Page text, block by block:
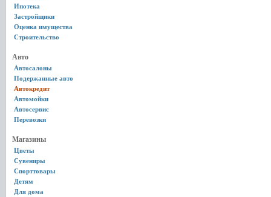
Ипотека
Застройщики
Оценка имущества
Строительство
Авто
Автосалоны
Подержанные авто
Автокредит
Автомойки
Автосервис
Перевозки
Магазины
Цветы
Сувениры
Спорттовары
Детям
Для дома